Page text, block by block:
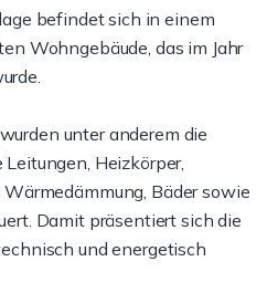
befindet sich in einem
Wohngebäude, das im Jahr
unter anderem die
Heizkörper,
Bäder sowie
Damit präsentiert sich die
und energetisch